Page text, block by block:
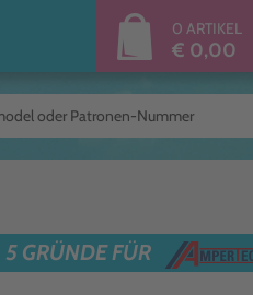
0 ARTIKEL
€ 0,00
5 GRÜNDE FÜR